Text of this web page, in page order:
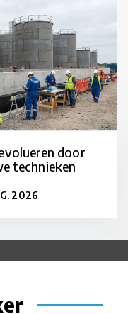
door
technieken
2026